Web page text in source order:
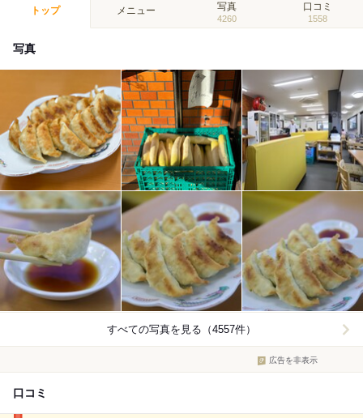
トップ メニュー 写真
4260
口コミ
1558
写真
すべての写真を見る（4557件）
広告を非表示
口コミ